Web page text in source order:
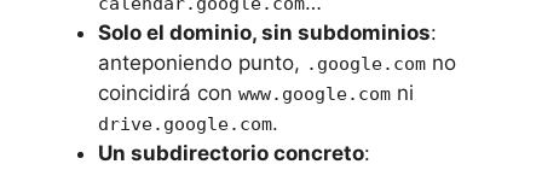
Solo el dominio, sin subdominios:
anteponiendo punto, .google.com no
coincidirá con www.google.com ni
drive.google.com.
Un subdirectorio concreto: